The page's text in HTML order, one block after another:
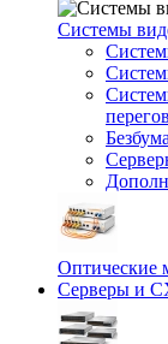
Системы
Оптические
Серверы и